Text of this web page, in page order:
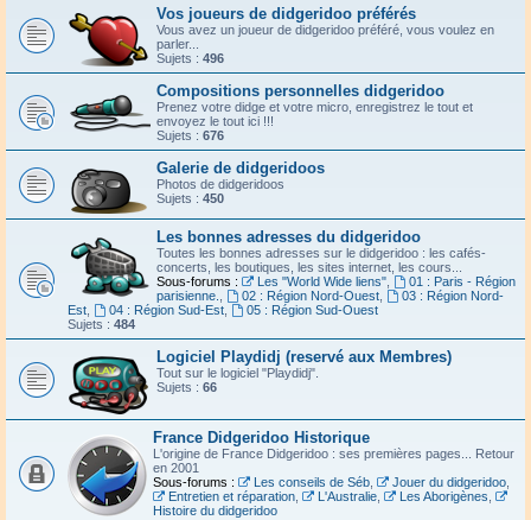
Vos joueurs de didgeridoo préférés
Vous avez un joueur de didgeridoo préféré, vous voulez en
parler...
Sujets : 496
Compositions personnelles didgeridoo
Prenez votre didge et votre micro, enregistrez le tout et
envoyez le tout ici !!!
Sujets : 676
Galerie de didgeridoos
Photos de didgeridoos
Sujets : 450
Les bonnes adresses du didgeridoo
Toutes les bonnes adresses sur le didgeridoo : les cafés-
concerts, les boutiques, les sites internet, les cours...
Sous-forums :
Les "World Wide liens",
01 : Paris - Région
parisienne.
02 : Région Nord-Ouest,
03 : Région Nord-
Est
04 : Région Sud-Est,
05 : Région Sud-Ouest
Sujets : 484
Logiciel Playdidj (reservé aux Membres)
Tout sur le logiciel "Playdidj".
Sujets : 66
France Didgeridoo Historique
L'origine de France Didgeridoo : ses premières pages... Retour
en 2001
Sous-forums :
Les conseils de Séb, Jouer du didgeridoo,
Entretien et réparation, L'Australie, Les Aborigènes
Histoire du didgeridoo